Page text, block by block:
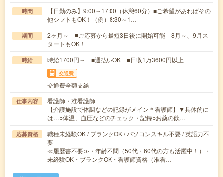
時間
【日勤のみ】9:00～17:00（休憩60分）■ご希望があればその
他シフトもOK！（例）8:30～1…
期間
2ヶ月～ ■ご応募から最短3日後に開始可能 8月～、9月ス
タートもOK！
時給 時給1700円～ ■週払いOK ■日収1万3600円以上
交通費
交通費全額支給
仕事内容
看護師・准看護師
【介護施設で体調などの記録がメイン＊看護師】▼具体的に
は…○体温、血圧などのチェック・記録○お薬の飲…
応募資格
職種未経験OK / ブランクOK / パソコンスキル不要 / 英語力不
要
≪履歴書不要≫・年齢不問（50代・60代の方も活躍中！）・
未経験OK・ブランクOK・看護師資格（准看…